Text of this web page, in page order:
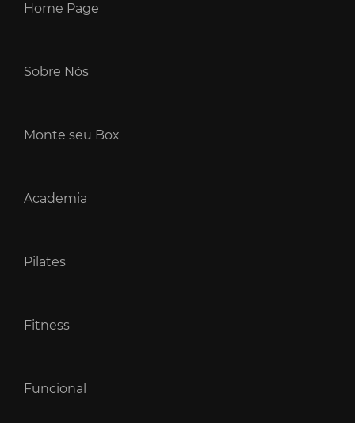
Home Page
Sobre Nós
Monte seu Box
Academia
Pilates
Fitness
Funcional